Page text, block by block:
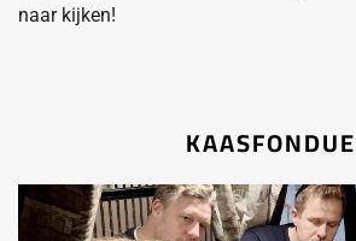
naar kijken!
KAASFONDUE